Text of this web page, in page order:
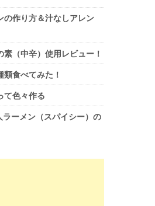
の作り方＆汁なしアレン
（中辛）使用レビュー！
食べてみた！
て色々作る
ーメン（スパイシー）の